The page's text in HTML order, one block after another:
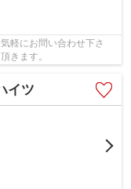
軽にお問い合わせ下さ
きます。
イツ